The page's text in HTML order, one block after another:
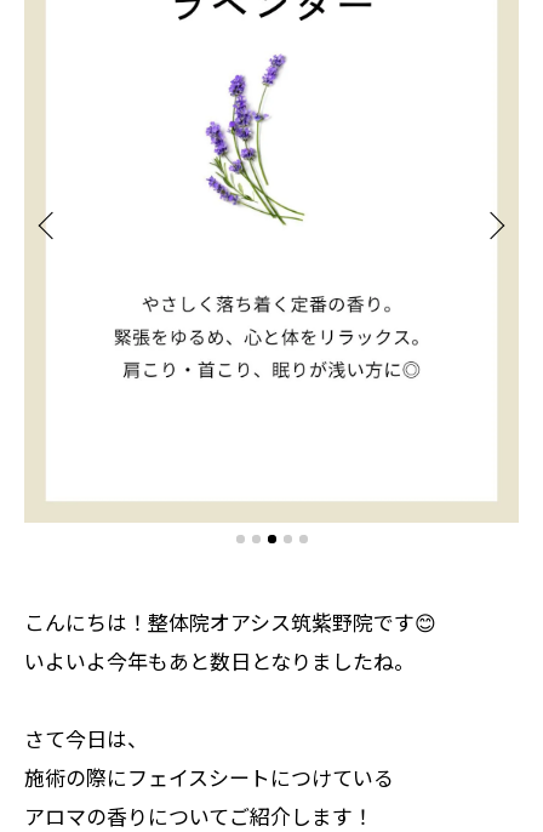
こんにちは！整体院オアシス筑紫野院です😊
いよいよ今年もあと数日となりましたね。
さて今日は、
施術の際にフェイスシートにつけている
アロマの香りについてご紹介します！